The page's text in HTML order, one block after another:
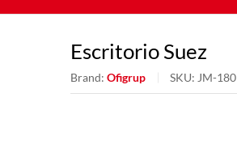
Escritorio Suez
Brand: Ofigrup SKU: JM-180